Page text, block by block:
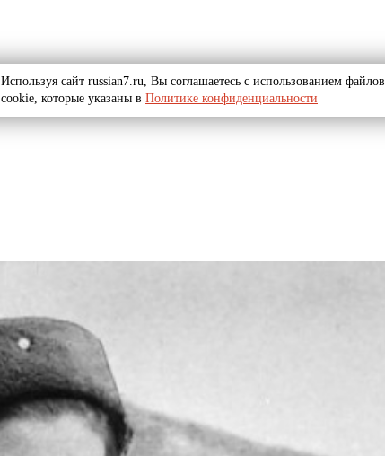
Используя сайт russian7.ru, Вы соглашаетесь с использованием файлов
cookie, которые указаны в Политике конфиденциальности